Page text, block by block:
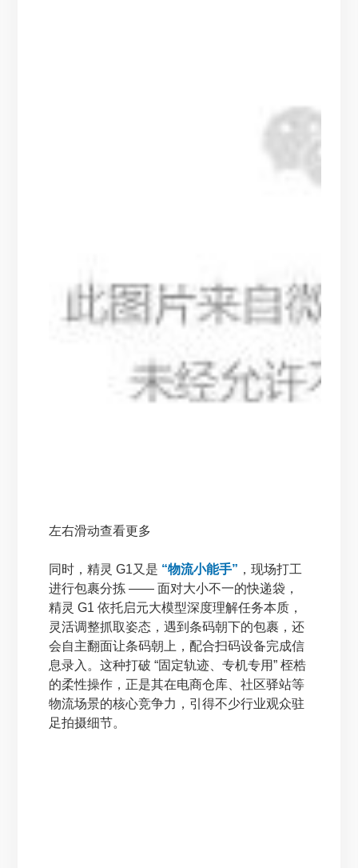
左右滑动查看更多
同时，精灵 G1又是 “物流小能手” ，现场打工
进行包裹分拣 —— 面对大小不一的快递袋，
精灵 G1 依托启元大模型深度理解任务本质，
灵活调整抓取姿态，遇到条码朝下的包裹，还
会自主翻面让条码朝上，配合扫码设备完成信
息录入。这种打破 “固定轨迹、专机专用” 桎梏
的柔性操作，正是其在电商仓库、社区驿站等
物流场景的核心竞争力，引得不少行业观众驻
足拍摄细节。